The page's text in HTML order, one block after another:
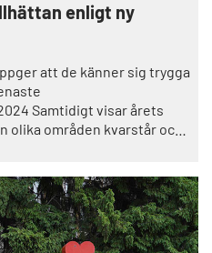
enligt ny
att de känner sig trygga
Samtidigt visar årets
områden kvarstår och